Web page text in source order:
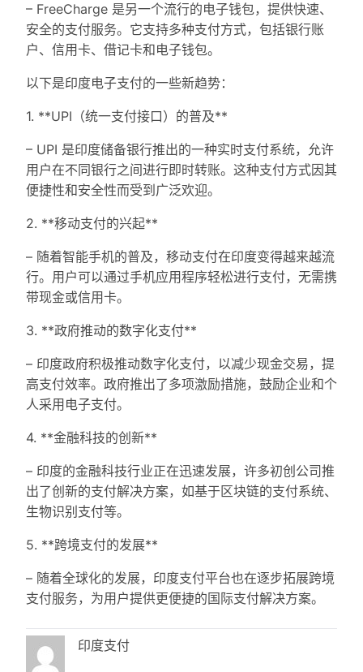
– FreeCharge 是另一个流行的电子钱包，提供快速、
安全的支付服务。它支持多种支付方式，包括银行账
户、信用卡、借记卡和电子钱包。
以下是印度电子支付的一些新趋势：
1. **UPI（统一支付接口）的普及**
– UPI 是印度储备银行推出的一种实时支付系统，允许
用户在不同银行之间进行即时转账。这种支付方式因其
便捷性和安全性而受到广泛欢迎。
2. **移动支付的兴起**
– 随着智能手机的普及，移动支付在印度变得越来越流
行。用户可以通过手机应用程序轻松进行支付，无需携
带现金或信用卡。
3. **政府推动的数字化支付**
– 印度政府积极推动数字化支付，以减少现金交易，提
高支付效率。政府推出了多项激励措施，鼓励企业和个
人采用电子支付。
4. **金融科技的创新**
– 印度的金融科技行业正在迅速发展，许多初创公司推
出了创新的支付解决方案，如基于区块链的支付系统、
生物识别支付等。
5. **跨境支付的发展**
– 随着全球化的发展，印度支付平台也在逐步拓展跨境
支付服务，为用户提供更便捷的国际支付解决方案。
印度支付